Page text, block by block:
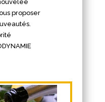
proposer